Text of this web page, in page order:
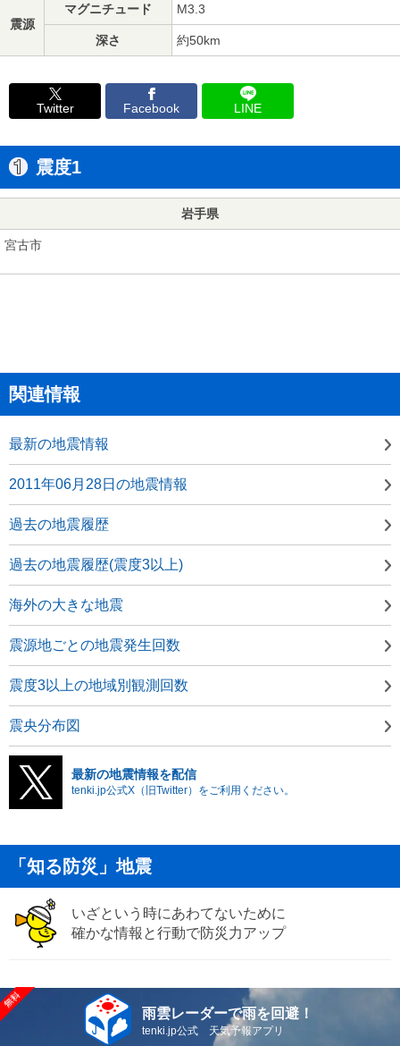
震源
マグニチュード M3.3
深さ 約50km
Twitter Facebook LINE
震度1
岩手県
宮古市
関連情報
最新の地震情報
2011年06月28日の地震情報
過去の地震履歴
過去の地震履歴(震度3以上)
海外の大きな地震
震源地ごとの地震発生回数
震度3以上の地域別観測回数
震央分布図
最新の地震情報を配信
tenki.jp公式X（旧Twitter）をご利用ください。
「知る防災」地震
いざという時にあわてないために
確かな情報と行動で防災力アップ
雨雲レーダーで雨を回避！
tenki.jp公式 天気予報アプリ